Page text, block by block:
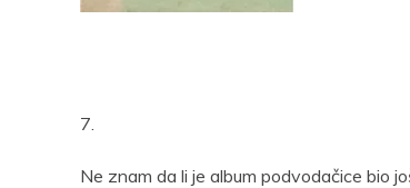
7.
Ne znam da li je album podvodačice bio